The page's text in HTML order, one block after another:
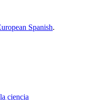
Spanish.
ciencia